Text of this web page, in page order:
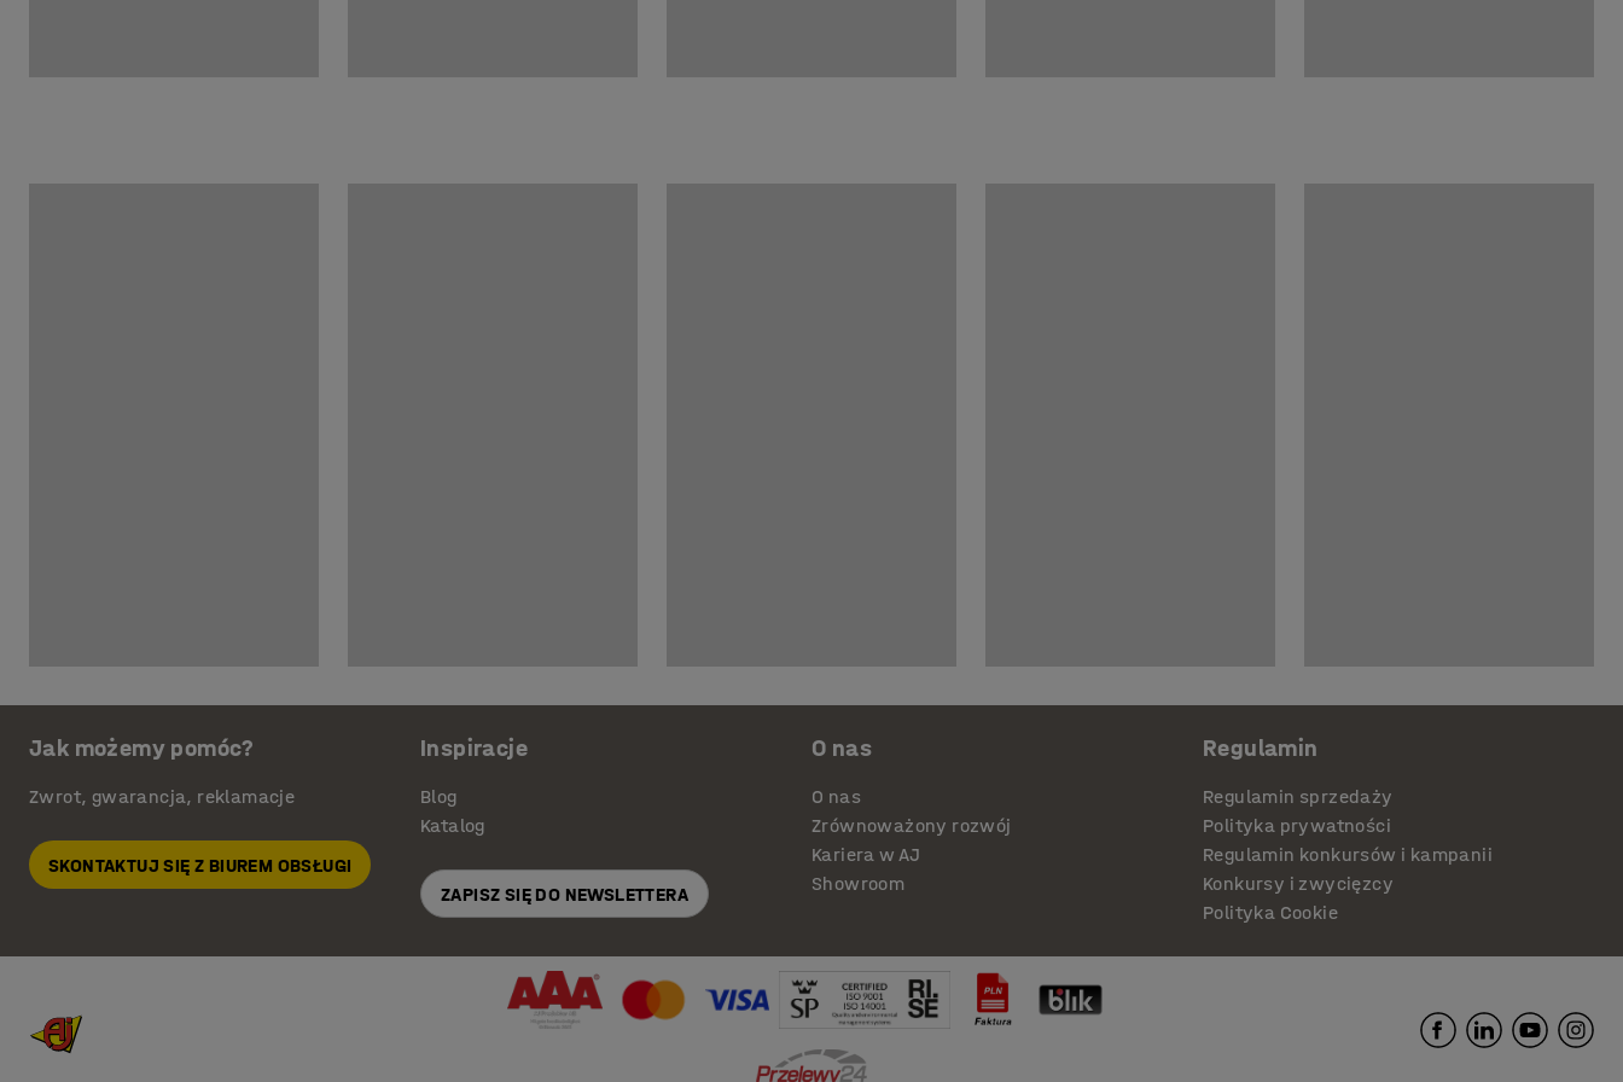
Jak możemy pomóc?
Zwrot, gwarancja, reklamacje
SKONTAKTUJ SIĘ Z BIUREM OBSŁUGI
Inspiracje
Blog
Katalog
ZAPISZ SIĘ DO NEWSLETTERA
O nas
O nas
Zrównoważony rozwój
Kariera w AJ
Showroom
Regulamin
Regulamin sprzedaży
Polityka prywatności
Regulamin konkursów i kampanii
Konkursy i zwycięzcy
Polityka Cookie